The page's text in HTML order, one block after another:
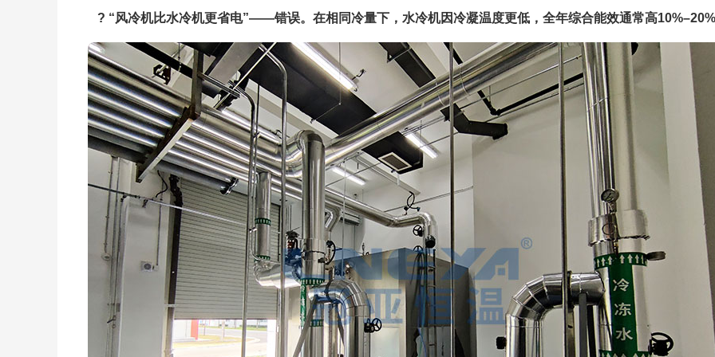
? “风冷机比水冷机更省电”——错误。在相同冷量下，水冷机因冷凝温度更低，全年综合能效通常高